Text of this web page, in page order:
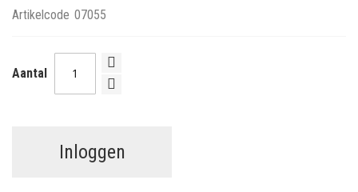
Artikelcode 07055
Aantal
Inloggen